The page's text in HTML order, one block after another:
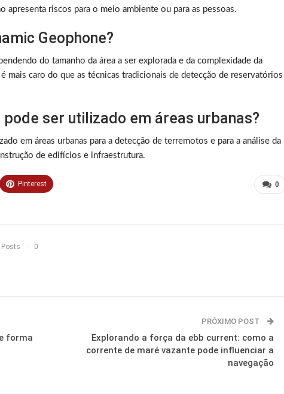
apresenta riscos para o meio ambiente ou para as pessoas.
Geophone?
do tamanho da área a ser explorada e da complexidade da
mais caro do que as técnicas tradicionais de detecção de reservatórios
pode ser utilizado em áreas urbanas?
em áreas urbanas para a detecção de terremotos e para a análise da
de edifícios e infraestrutura.
0
Pinterest
0
forma
PRÓXIMO POST
Explorando a força da ebb current: como a
corrente de maré vazante pode influenciar a
navegação